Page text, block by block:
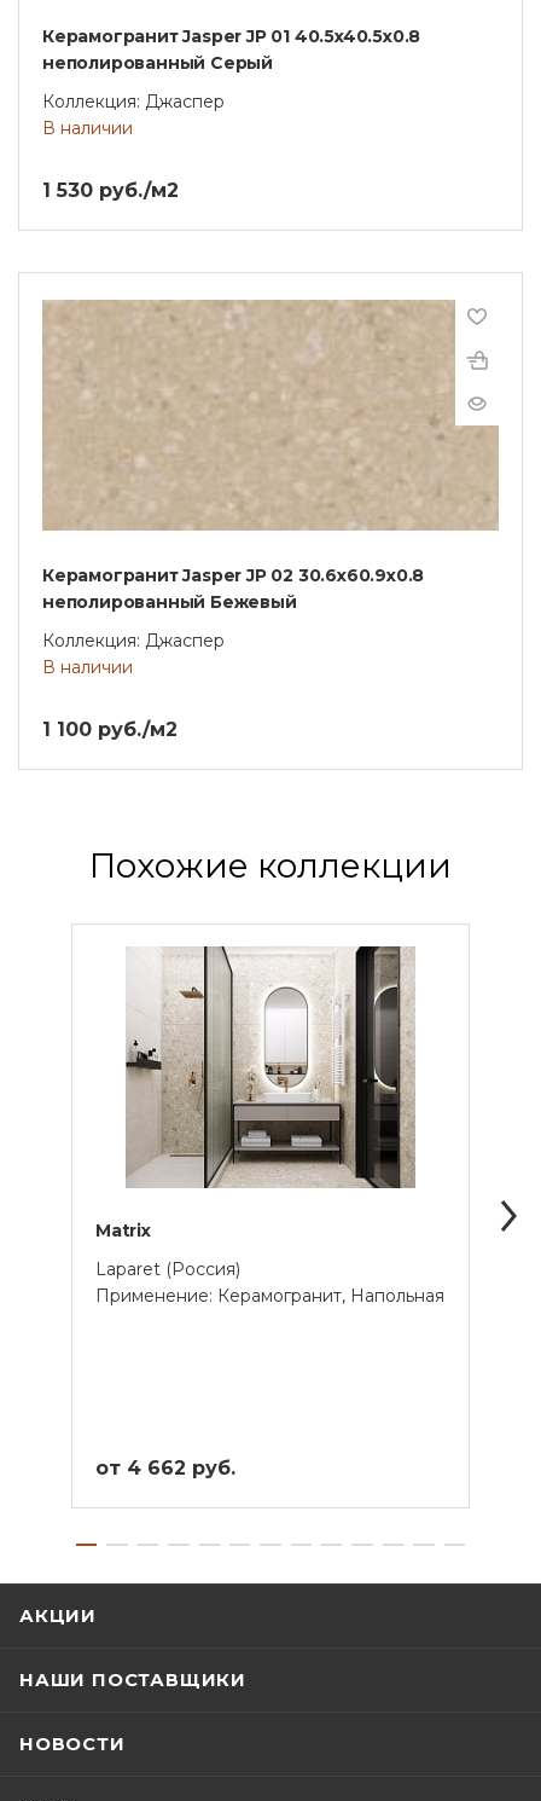
Керамогранит Jasper JP 01 40.5x40.5x0.8
неполированный Серый
Коллекция: Джаспер
В наличии
1 530 руб./м2
Керамогранит Jasper JP 02 30.6x60.9x0.8
неполированный Бежевый
Коллекция: Джаспер
В наличии
1 100 руб./м2
Похожие коллекции
Matrix
Laparet (Россия)
Применение: Керамогранит, Напольная
от 4 662 руб.
АКЦИИ
НАШИ ПОСТАВЩИКИ
НОВОСТИ